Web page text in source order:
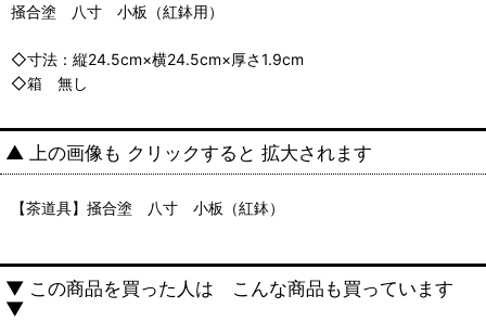
掻合塗 八寸 小板（紅鉢用）
◇寸法：縦24.5cm×横24.5cm×厚さ1.9cm
◇箱 無し
▲ 上の画像も クリックすると 拡大されます
【茶道具】掻合塗 八寸 小板（紅鉢）
▼ この商品を買った人は こんな商品も買っています
▼